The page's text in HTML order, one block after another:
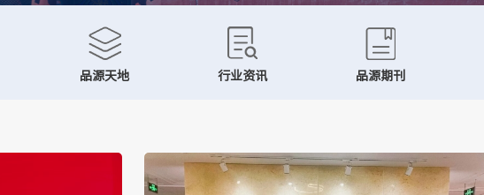
品源天地 行业资讯 品源期刊